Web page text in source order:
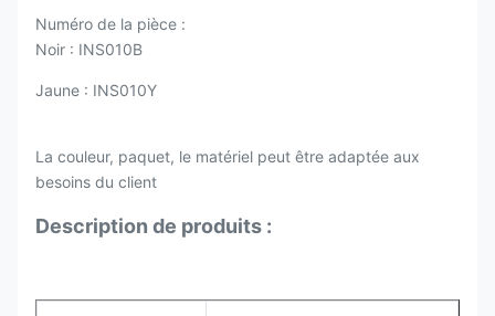
Numéro de la pièce :
Noir : INS010B
Jaune : INS010Y
La couleur, paquet, le matériel peut être adaptée aux
besoins du client
Description de produits :